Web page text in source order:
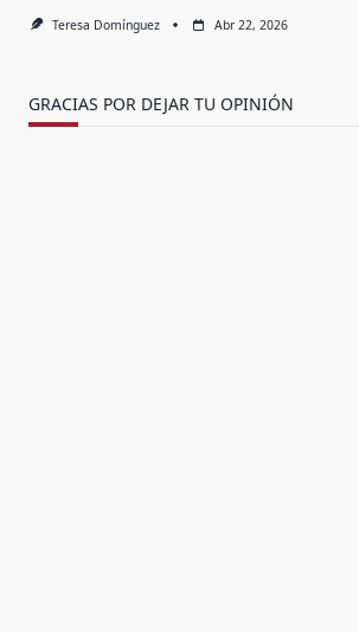
Teresa Domínguez Abr 22, 2026
GRACIAS POR DEJAR TU OPINIÓN